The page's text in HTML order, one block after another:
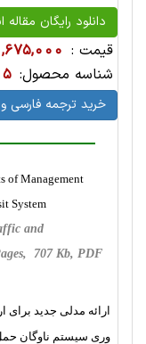
دانلود رایگان مقاله
قیمت : 1,675,000
شناسه محصول:
خرید ترجمه فارسی و
of Management
System
and
707 Kb, PDF
ارائه مدلی جدید برای
وری سیستم ناوگان